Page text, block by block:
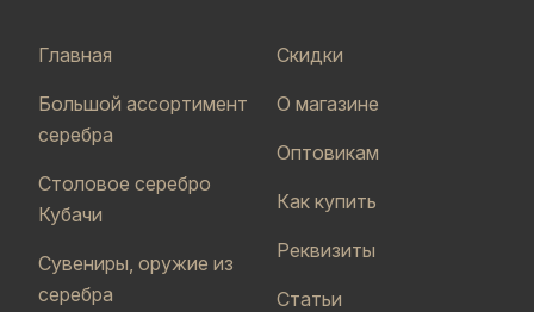
Главная
Большой ассортимент
серебра
Столовое серебро
Кубачи
Сувениры, оружие из
серебра
Скидки
О магазине
Оптовикам
Как купить
Реквизиты
Статьи